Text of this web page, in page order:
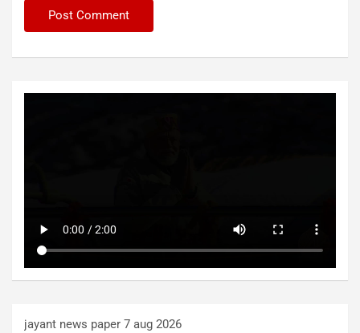
jayant news paper 7 aug 2026